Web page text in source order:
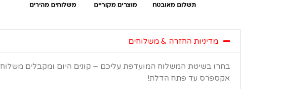
מדיניות החזרה & משלוחים
בחרו בשיטת המשלוח המועדפת עליכם – קונים היום ומקבלים משלוח
אקספרס עד פתח הדלת!